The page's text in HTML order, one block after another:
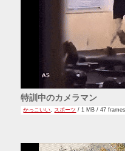
特訓中のカメラマン
かっこいい, スポーツ / 1 MB / 47 frames